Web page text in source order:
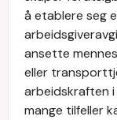
å etablere seg
ansette
eller
arbeidskraften
mange tilfeller